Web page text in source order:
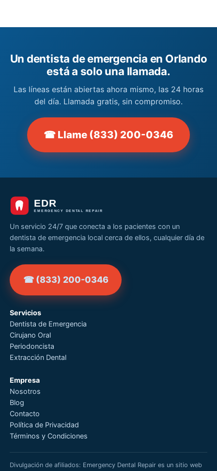
Un dentista de emergencia en Orlando
está a solo una llamada.
Las líneas están abiertas ahora mismo, las 24 horas
del día. Llamada gratis, sin compromiso.
☎ Llame (833) 200-0346
Un servicio 24/7 que conecta a los pacientes con un
dentista de emergencia local cerca de ellos, cualquier día de
la semana.
☎ (833) 200-0346
Servicios
Dentista de Emergencia
Cirujano Oral
Periodoncista
Extracción Dental
Empresa
Nosotros
Blog
Contacto
Política de Privacidad
Términos y Condiciones
Divulgación de afiliados: Emergency Dental Repair es un sitio web